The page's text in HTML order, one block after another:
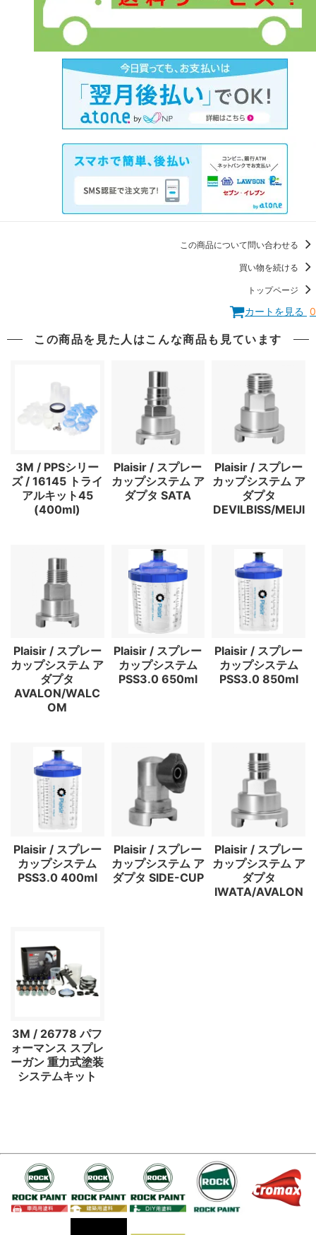
この商品について問い合わせる
買い物を続ける
トップページ
カートを見る 0
この商品を見た人はこんな商品も見ています
3M / PPSシリー
ズ / 16145 トライ
アルキット45
(400ml)
Plaisir / スプレー
カップシステム ア
ダプタ SATA
Plaisir / スプレー
カップシステム ア
ダプタ
DEVILBISS/MEIJI
Plaisir / スプレー
カップシステム ア
ダプタ
AVALON/WALC
OM
Plaisir / スプレー
カップシステム
PSS3.0 650ml
Plaisir / スプレー
カップシステム
PSS3.0 850ml
Plaisir / スプレー
カップシステム
PSS3.0 400ml
Plaisir / スプレー
カップシステム ア
ダプタ SIDE-CUP
Plaisir / スプレー
カップシステム ア
ダプタ
IWATA/AVALON
3M / 26778 パフ
ォーマンス スプレ
ーガン 重力式塗装
システムキット